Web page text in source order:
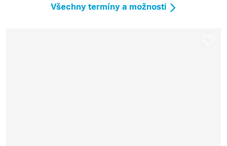
Všechny termíny a možnosti